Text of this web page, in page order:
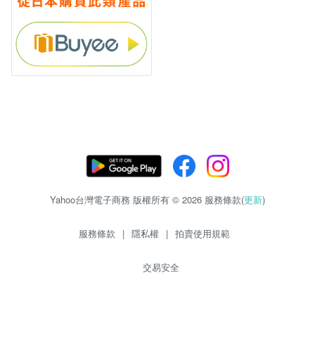
Yahoo台灣電子商務 版權所有 © 2026 服務條款(更新)
服務條款 | 隱私權 | 拍賣使用規範
交易安全